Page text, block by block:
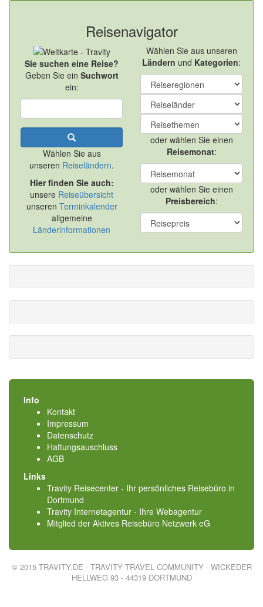
Reisenavigator
Sie suchen eine Reise?
Geben Sie ein Suchwort
ein:
Wählen Sie aus
unseren Reiseländern.
Hier finden Sie auch:
unsere Reiseübersicht
unseren Terminkalender
allgemeine
Länderinformationen
Wählen Sie aus unseren
Ländern und Kategorien:
oder wählen Sie einen
Reisemonat:
oder wählen Sie einen
Preisbereich:
Info
Kontakt
Impressum
Datenschutz
Haftungsauschluss
AGB
Links
Travity Reisecenter - Ihr persönliches Reisebüro in
Dortmund
Travity Internetagentur - Ihre Webagentur
Mitglied der Aktives Reisebüro Netzwerk eG
© 2015 TRAVITY.DE - TRAVITY TRAVEL COMMUNITY - WICKEDER
HELLWEG 93 - 44319 DORTMUND